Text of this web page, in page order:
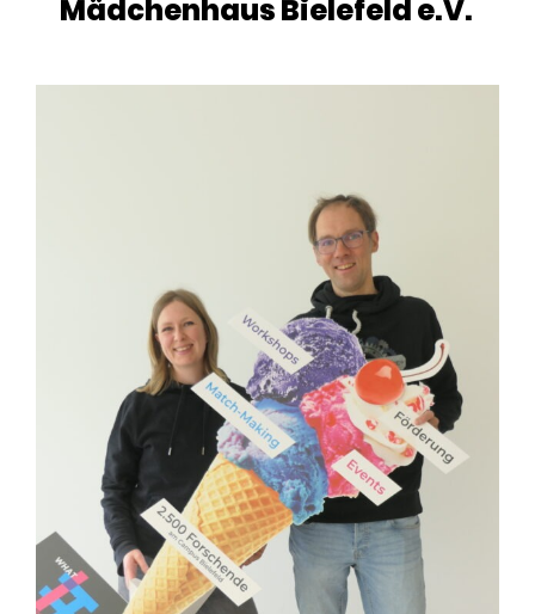
Mädchenhaus Bielefeld e.V.